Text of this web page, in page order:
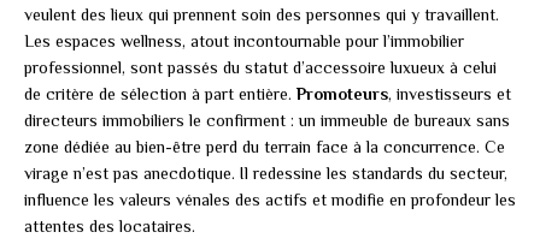
veulent des lieux qui prennent soin des personnes qui y travaillent.
Les espaces wellness, atout incontournable pour l’immobilier
professionnel, sont passés du statut d’accessoire luxueux à celui
de critère de sélection à part entière.Promoteurs, investisseurs et
directeurs immobiliers le confirment : un immeuble de bureaux sans
zone dédiée au bien-être perd du terrain face à la concurrence. Ce
virage n’est pas anecdotique. Il redessine les standards du secteur,
influence les valeurs vénales des actifs et modifie en profondeur les
attentes des locataires.